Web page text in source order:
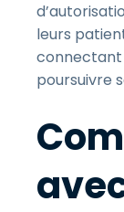
leurs
connectant
poursuivre